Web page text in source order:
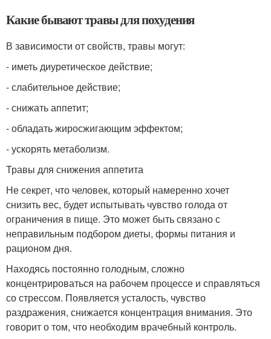
Какие бывают травы для похудения
В зависимости от свойств, травы могут:
- иметь диуретическое действие;
- слабительное действие;
- снижать аппетит;
- обладать жиросжигающим эффектом;
- ускорять метаболизм.
Травы для снижения аппетита
Не секрет, что человек, который намеренно хочет
снизить вес, будет испытывать чувство голода от
ограничения в пище. Это может быть связано с
неправильным подбором диеты, формы питания и
рационом дня.
Находясь постоянно голодным, сложно
концентрироваться на рабочем процессе и справляться
со стрессом. Появляется усталость, чувство
раздражения, снижается концентрация внимания. Это
говорит о том, что необходим врачебный контроль.